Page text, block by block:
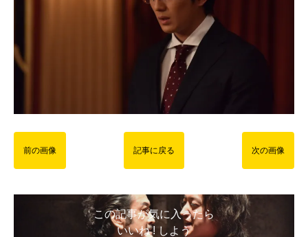
前の画像 記事に戻る 次の画像
この記事が気に入ったら
いいね ! しよう